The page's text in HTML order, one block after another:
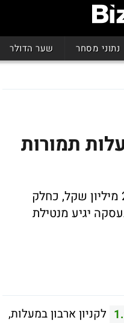
נתוני מסחר שער הדולר
50% מקניון מעלות תמורות
חברת הנדל"ן המניב תכנס כשותפה בקניון אורבן במעלות, לפי שווי של 242 מיליון שקל, כחלק
יגיע מנטילת
לקניון ארבון במעלות,